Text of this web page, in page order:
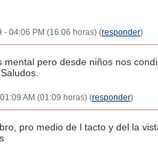
- 04:06 PM (16:06 horas) (responder)
pero desde niños nos
AM (01:09 horas) (responder)
pro medio de l tacto y del la